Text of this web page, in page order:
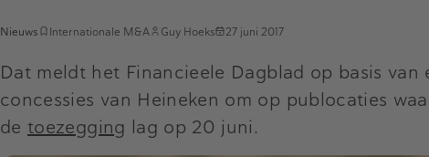
Nieuws Internationale M&A Guy Hoeks 27 juni 2017
Dat meldt het Financieele Dagblad op basis
concessies van Heineken om op publocaties
detoezegging lag op 20 juni.